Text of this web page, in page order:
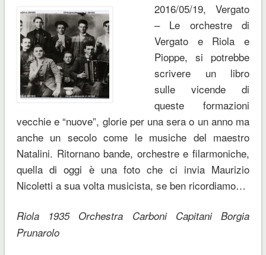
2016/05/19, Vergato
– Le orchestre di
Vergato e Riola e
Pioppe, si potrebbe
scrivere un libro
sulle vicende di
queste formazioni
vecchie e “nuove”, glorie per una sera o un anno ma
anche un secolo come le musiche del maestro
Natalini. Ritornano bande, orchestre e filarmoniche,
quella di oggi è una foto che ci invia Maurizio
Nicoletti a sua volta musicista, se ben ricordiamo…
Riola 1935 Orchestra Carboni Capitani Borgia
Prunarolo